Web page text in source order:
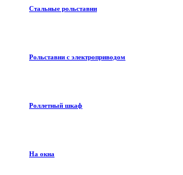
Стальные рольставни
Рольставни с электроприводом
Роллетный шкаф
На окна